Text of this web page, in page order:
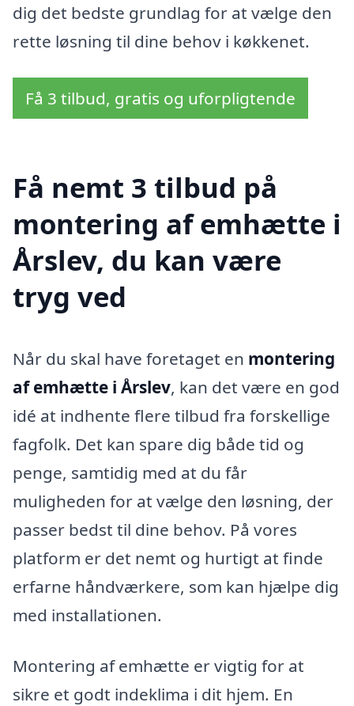
dig det bedste grundlag for at vælge den
rette løsning til dine behov i køkkenet.
Få 3 tilbud, gratis og uforpligtende
Få nemt 3 tilbud på
montering af emhætte i
Årslev, du kan være
tryg ved
Når du skal have foretaget en montering
af emhætte i Årslev, kan det være en god
idé at indhente flere tilbud fra forskellige
fagfolk. Det kan spare dig både tid og
penge, samtidig med at du får
muligheden for at vælge den løsning, der
passer bedst til dine behov. På vores
platform er det nemt og hurtigt at finde
erfarne håndværkere, som kan hjælpe dig
med installationen.
Montering af emhætte er vigtig for at
sikre et godt indeklima i dit hjem. En